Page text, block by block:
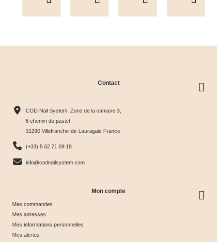
Tips &
nuancier
 
& Tips
Glow &
Collection
Contact
COD Nail System, Zone de la camave 3,
6 chemin du pastel
31290 Villefranche-de-Lauragais France
(+33) 5 62 71 09 18
info@codnailsystem.com
Mon compte
Mes commandes
Mes adresses
Mes informations personnelles
Mes alertes